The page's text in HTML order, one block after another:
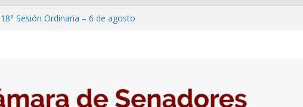
18° Sesión Ordinaria – 6 de agosto
Expte. Nº 90-34.516/2026 – 06/08/26 – Créase el Ente Salteño
de Protección y Control Vegetal